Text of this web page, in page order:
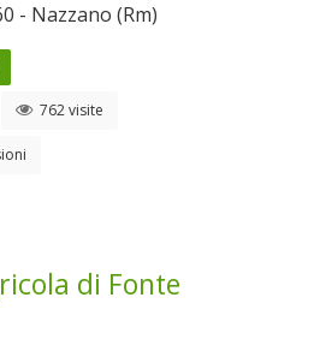
- Nazzano (Rm)
762 visite
di Fonte